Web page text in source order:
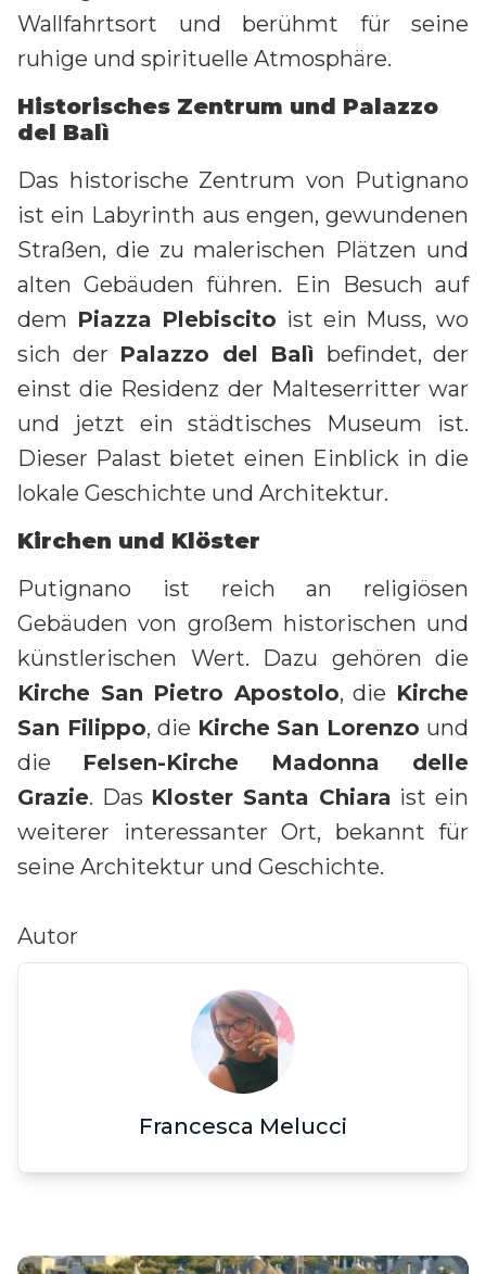
Wallfahrtsort und berühmt für seine
ruhige und spirituelle Atmosphäre.
Historisches Zentrum und Palazzo
del Balì
Das historische Zentrum von Putignano
ist ein Labyrinth aus engen, gewundenen
Straßen, die zu malerischen Plätzen und
alten Gebäuden führen. Ein Besuch auf
dem Piazza Plebiscito ist ein Muss, wo
sich der Palazzo del Balì befindet, der
einst die Residenz der Malteserritter war
und jetzt ein städtisches Museum ist.
Dieser Palast bietet einen Einblick in die
lokale Geschichte und Architektur.
Kirchen und Klöster
Putignano ist reich an religiösen
Gebäuden von großem historischen und
künstlerischen Wert. Dazu gehören die
Kirche San Pietro Apostolo, die Kirche
San Filippo, die Kirche San Lorenzo und
die Felsen-Kirche Madonna delle
Grazie. Das Kloster Santa Chiara ist ein
weiterer interessanter Ort, bekannt für
seine Architektur und Geschichte.
Autor
Francesca Melucci